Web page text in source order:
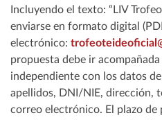
Incluyendo el texto: “LIV
enviarse en formato digital
electrónico:
propuesta debe ir
independiente con los datos
apellidos, DNI/NIE, dirección,
correo electrónico. El plazo de